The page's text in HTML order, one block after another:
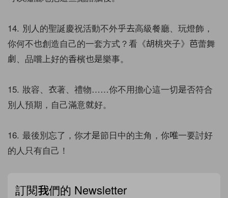
14. 別人的聖誕慶祝活動不外乎去高級餐廳、玩燈飾，
你何不也創造自己的一套方式？看《胡桃夾子》芭蕾舞
劇、品嚐上好的香檳也是樂事。
15. 妝容、衣著、禮物……你不用擔心這一切是否符合
別人預期，自己滿意就好。
16. 最後別忘了，你才是節日中的主角，你唯一要討好
的人只有自己！
訂閱我們的 Newsletter